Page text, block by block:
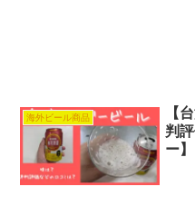
海外ビール商品
【
判
ー】